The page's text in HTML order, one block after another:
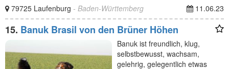
79725 Laufenburg - Baden-Württemberg 11.06.23
15. Banuk Brasil von den Brüner Höhen
Banuk ist freundlich, klug,
selbstbewusst, wachsam,
gelehrig, gelegentlich etwas